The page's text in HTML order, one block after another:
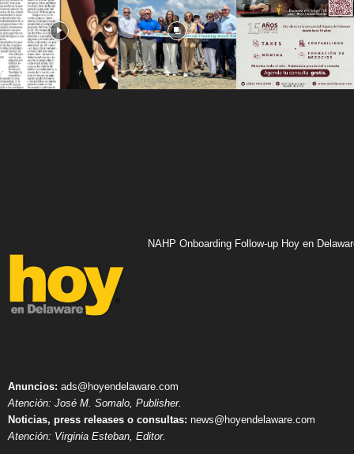
NAHP Onboarding Follow-up Hoy en
Anuncios: ads@hoyendelaware.com
Atención: José M. Somalo, Publisher.
Noticias, press releases o consultas: news@hoyendelaware.com
Atención: Virginia Esteban, Editor.